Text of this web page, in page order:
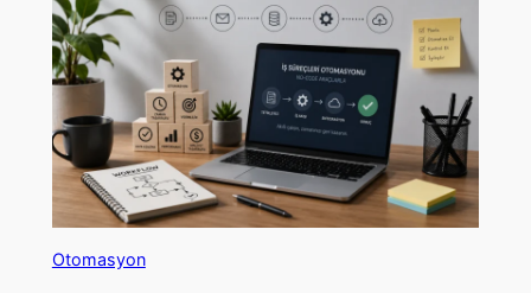
ile
İşletmeler
İçin
Yeni
Nesil
Verimlilik
Rehberi
Otomasyon